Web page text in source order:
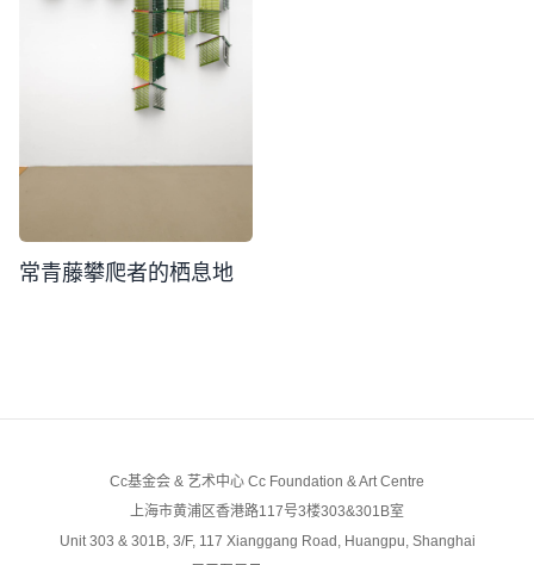
常青藤攀爬者的栖息地
Cc基金会 & 艺术中心 Cc Foundation & Art Centre
上海市黄浦区香港路117号3楼303&301B室
Unit 303 & 301B, 3/F, 117 Xianggang Road, Huangpu, Shanghai